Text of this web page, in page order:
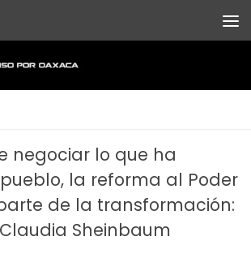
negociar lo que ha
la reforma al Poder
de la transformación:
Sheinbaum